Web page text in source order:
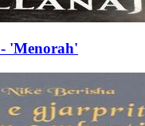
'Menorah'